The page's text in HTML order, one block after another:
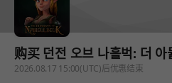
购买 던전 오브 나흘벅: 더 아
2026.08.17 15:00(UTC)后优惠结束